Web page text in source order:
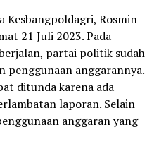
Kesbangpoldagri, Rosmin
21 Juli 2023. Pada
partai politik sudah
penggunaan anggarannya.
ditunda karena ada
laporan. Selain
anggaran yang